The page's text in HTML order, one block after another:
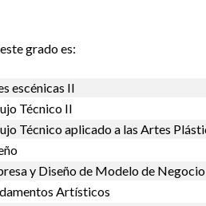
grado es:
escénicas II
Técnico II
Técnico aplicado a las Artes
y Diseño de Modelo de Negocio
Artísticos